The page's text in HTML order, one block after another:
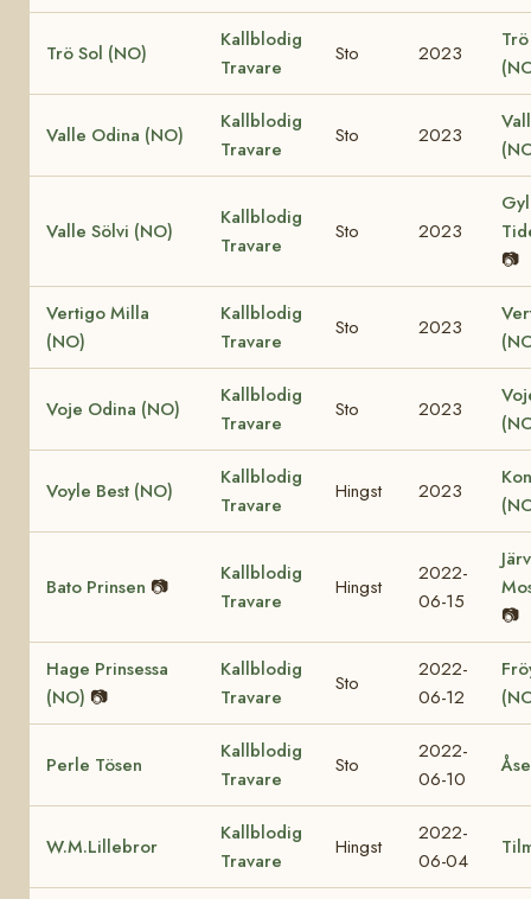
Trö Sol (NO)
Kallblodig
Travare
Sto 2023
Valle Odina (NO)
Kallblodig
Travare
Sto 2023
Valle Sölvi (NO)
Kallblodig
Travare
Sto 2023
📷
Vertigo Milla
(NO)
Kallblodig
Travare
Sto 2023
Voje Odina (NO)
Kallblodig
Travare
Sto 2023
Voyle Best (NO)
Kallblodig
Travare
Hingst 2023
Bato Prinsen 📷
Kallblodig
Travare
Hingst
2022-
06-15
📷
Hage Prinsessa
(NO) 📷
Kallblodig
Travare
Sto
2022-
06-12
Perle Tösen
Kallblodig
Travare
Sto
2022-
06-10
Åse
W.M.Lillebror
Kallblodig
Travare
Hingst
2022-
06-04